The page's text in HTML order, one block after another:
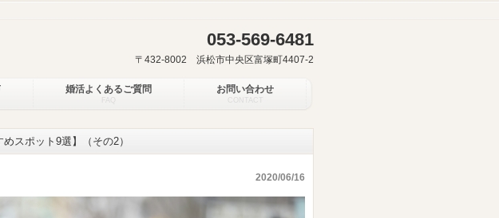
053-569-6481
〒432-8002 浜松市中央区富塚町4407-2
婚活よくあるご質問 お問い合わせ
スポット9選】（その2）
2020/06/16